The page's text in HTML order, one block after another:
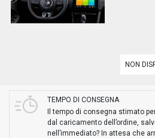
NON
TEMPO DI CONSEGNA
Il tempo di consegna stimato
dal caricamento dell’ordine,
nell’immediato? In attesa che
PREASSEGNAZIONE